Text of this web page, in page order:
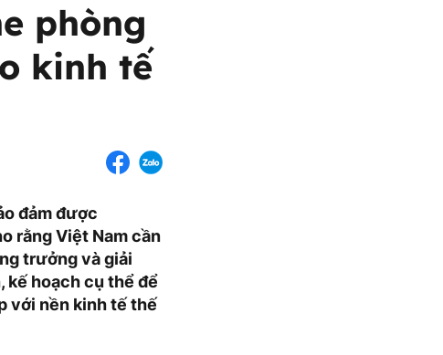
phòng
kinh tế
đảm được
rằng Việt Nam cần
trưởng và giải
kế hoạch cụ thể để
với nền kinh tế thế